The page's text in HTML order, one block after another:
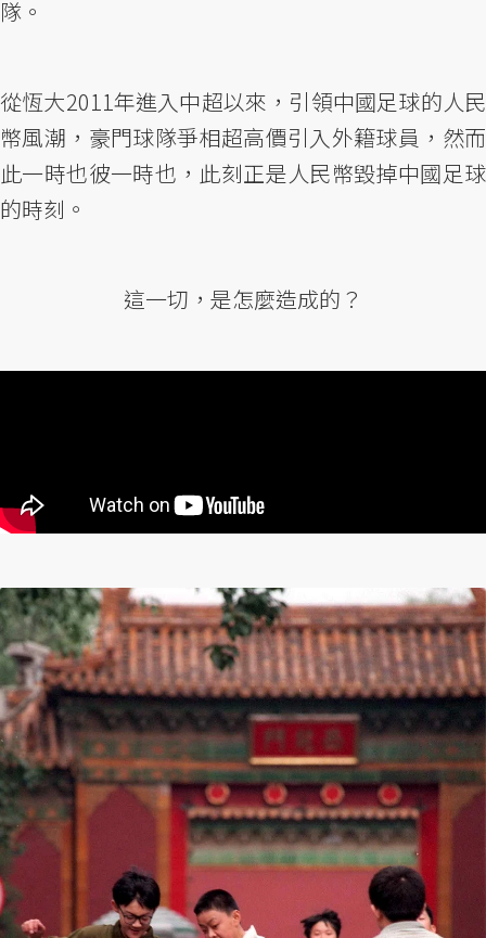
隊。
從恆大2011年進入中超以來，引領中國足球的人民
幣風潮，豪門球隊爭相超高價引入外籍球員，然而
此一時也彼一時也，此刻正是人民幣毀掉中國足球
的時刻。
這一切，是怎麼造成的？